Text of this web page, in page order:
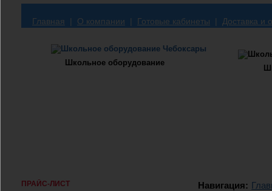
Главная | О компании | Готовые кабинеты | Доставка и
Школьное оборудование
Навигация:
ПРАЙС-ЛИСТ